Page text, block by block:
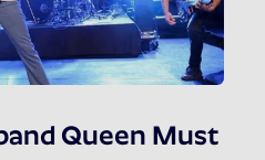
Queen Must